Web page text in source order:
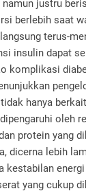
justru
berlebih saat
terus-
insulin dapat
komplikasi
hanya
oleh
protein yang
dicerna lebih
kestabilan
yang cukup